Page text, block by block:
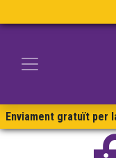
Enviament gratuït per